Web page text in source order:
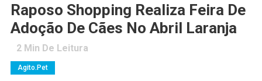
Raposo Shopping Realiza Feira De
Adoção De Cães No Abril Laranja
2Min De Leitura
Agito.pet